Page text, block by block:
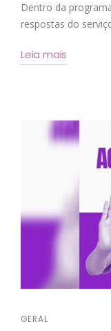
Dentro da
respostas do
Leia mais
GERAL